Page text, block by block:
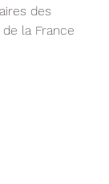
des
la France